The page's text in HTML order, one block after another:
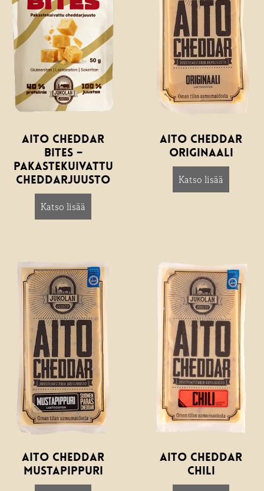
Aito Cheddar
Bites –
pakastekuivattu
Cheddarjuusto
Katso lisää
Aito Cheddar
Originaali
Katso lisää
Aito cheddar
mustapippuri
Aito Cheddar
Chili